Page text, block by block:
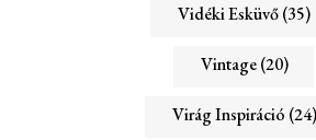
Vidéki Esküvő(35)
Vintage(20)
Virág Inspiráció (24)